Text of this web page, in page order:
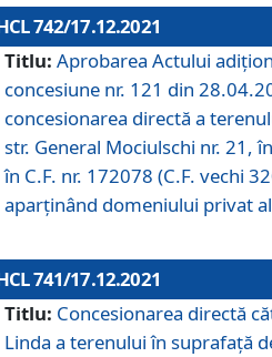
742/17.12.2021
Titlu: Aprobarea Actului
concesiune nr. 121 din
concesionarea directă a
str. General Mociulschi nr. 21,
în C.F. nr. 172078 (C.F. vechi
aparținând domeniului privat
741/17.12.2021
Titlu: Concesionarea directă
Linda a terenului în suprafață